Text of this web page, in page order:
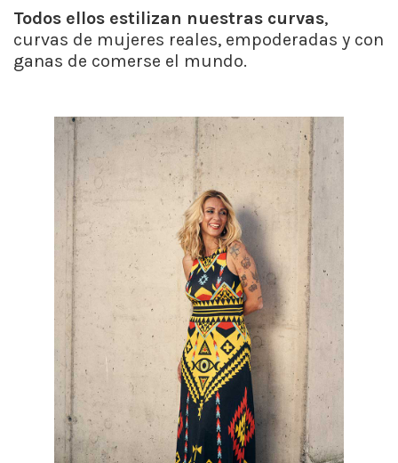
Todos ellos estilizan nuestras curvas,
curvas de mujeres reales, empoderadas y con
ganas de comerse el mundo.